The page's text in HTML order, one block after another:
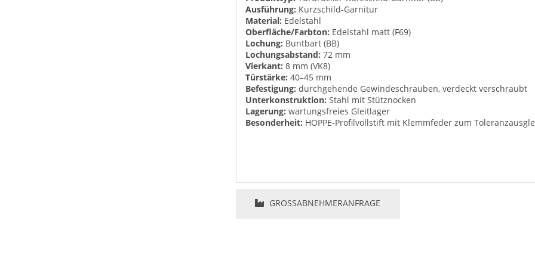
Ausführung: Kurzschild-Garnitur
Material: Edelstahl
Oberfläche/Farbton: Edelstahl matt (F69)
Lochung: Buntbart (BB)
Lochungsabstand: 72 mm
Vierkant: 8 mm (VK8)
Türstärke: 40–45 mm
Befestigung: durchgehende Gewindeschrauben, verdeckt verschraubt
Unterkonstruktion: Stahl mit Stütznocken
Lagerung: wartungsfreies Gleitlager
Besonderheit: HOPPE-Profilvollstift mit Klemmfeder zum
GROSSABNEHMERANFRAGE